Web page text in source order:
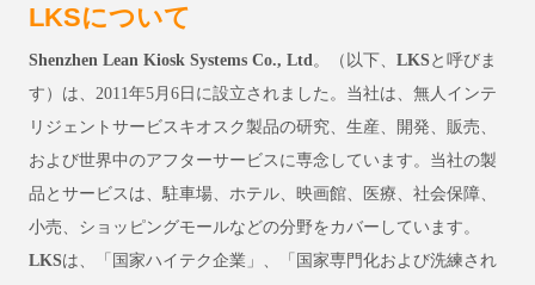
LKSについて
Shenzhen Lean Kiosk Systems Co., Ltd 。（以下、 LKS と呼びま
す）は、2011年5月6日に設立されました。当社は、無人インテ
リジェントサービスキオスク製品の研究、生産、開発、販売、
および世界中のアフターサービスに専念しています。当社の製
品とサービスは、駐車場、ホテル、映画館、医療、社会保障、
小売、ショッピングモールなどの分野をカバーしています。
LKSは、「国家ハイテク企業」、「国家専門化および洗練され